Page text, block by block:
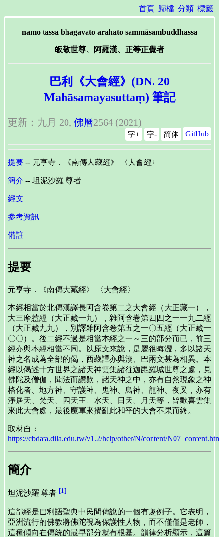
首頁 歸檔 分類 標籤
namo tassa bhagavato arahato sammāsambuddhassa
皈敬世尊、阿羅漢、正等正覺者
巴利《大會經》(DN. 20
Mahāsamayasuttaṃ) 筆記
更新：九月 20, 佛曆2564 (2021)
GitHub
简体
字+ 字-
提要 -- 元亨寺．《南傳大藏經》 〈大會經〉
簡介 -- 坦泥沙羅 尊者
經文
參考資訊
備註
提要
元亨寺．《南傳大藏經》 〈大會經〉
本經相當於北傳漢譯長阿含卷第二之大會經（大正藏一），
大三摩惹經（大正藏一九），雜阿含卷第四四之一一九二經
（大正藏九九），別譯雜阿含卷第五之一〇五經（大正藏一
〇〇）。後二經不過是相當本經之一～三的部分而已，前三
經亦與本經相當不同。以原文來說，是屬很晦澀，多以諸天
神之名成為全部的偈，西藏譯亦與漢、巴兩文甚為相異。本
經以偈述十方世界之諸天神雲集諸往迦毘羅城世尊之處，見
佛陀及僧伽，聞法而讚歎，諸天神之中，亦有自然現象之神
格化者、地方神、守護神、鬼神、鳥神、龍神、夜叉，亦有
淨居天、梵天、四天王、水天、日天、月天等，皆歡喜雲集
來此大會處，最後魔軍來攪亂此和平的大會不果而終。
取材自：
https://cbdata.dila.edu.tw/v1.2/help/other/N/content/
簡介
坦泥沙羅 尊者 [1]
這部經是巴利語聖典中民間傳說的一個有趣例子。它表明，
亞洲流行的佛教將佛陀視為保護性人物，而不僅僅是老師，
這種傾向在傳統的最早部分就有根基。韻律分析顯示，這篇